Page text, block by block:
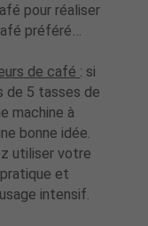
pour réaliser
préféré…
de café : si
de 5 tasses de
machine à
bonne idée.
utiliser votre
et
intensif.